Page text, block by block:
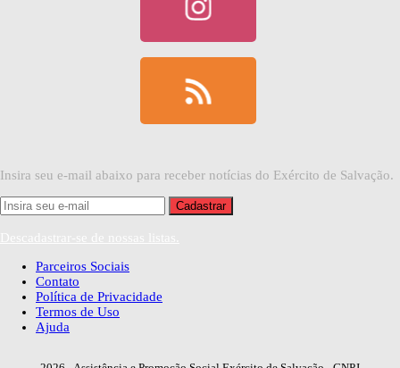
Insira seu e-mail abaixo para receber notícias do Exército de Salvação.
Parceiros Sociais
Contato
Política de Privacidade
Termos de Uso
Ajuda